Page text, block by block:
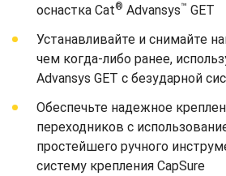
оснастка Cat® Advansys™ GET
Устанавливайте и снимайте
чем когда-либо ранее,
Advansys GET с безударной
Обеспечьте надежное
переходников с
простейшего ручного
систему крепления CapSure